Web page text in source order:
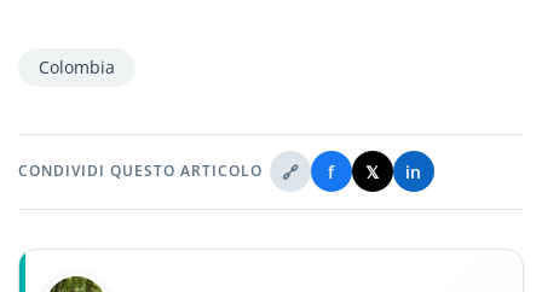
Colombia
CONDIVIDI QUESTO ARTICOLO 🔗 f 𝕏 in